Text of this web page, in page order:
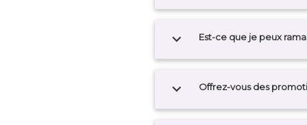
expand_more Est-ce que je peux
expand_more Offrez-vous des